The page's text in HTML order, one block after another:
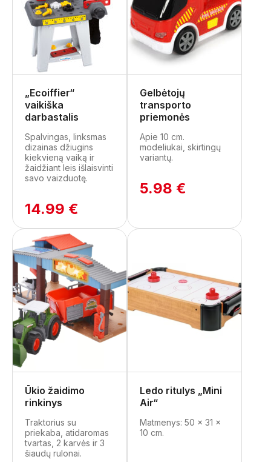
„Ecoiffier“
vaikiška
darbastalis
Spalvingas, linksmas
dizainas džiugins
kiekvieną vaiką ir
žaidžiant leis išlaisvinti
savo vaizduotę.
14.99 €
Gelbėtojų
transporto
priemonės
Apie 10 cm.
modeliukai, skirtingų
variantų.
5.98 €
Ūkio žaidimo
rinkinys
Traktorius su
priekaba, atidaromas
tvartas, 2 karvės ir 3
šiaudų rulonai.
Ledo ritulys „Mini
Air“
Matmenys: 50 x 31 x
10 cm.